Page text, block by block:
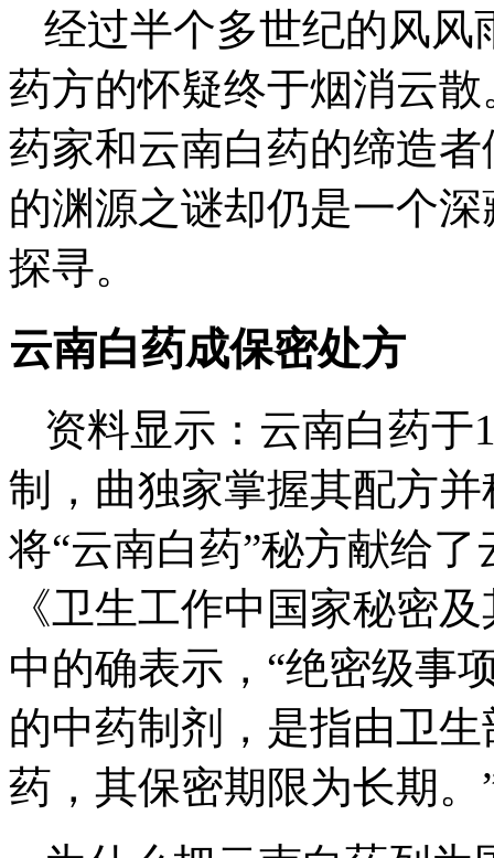
经过半个多世纪的风风
药方的怀疑终于烟消云
药家和云南白药的缔造
的渊源之谜却仍是一个
探寻。
云南白药成保密处方
资料显示：云南白药于
制，曲独家掌握其配方
将“云南白药”秘方献给
《卫生工作中国家秘密
中的确表示，“绝密级事
的中药制剂，是指由卫
药，其保密期限为长期。